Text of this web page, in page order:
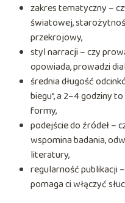
zakres tematyczny –
światowej,
przekrojowy,
styl narracji – czy
opowiada, prowadzi
średnia długość
biegu”, a 2–4 godziny
formy,
podejście do źródeł –
wspomina badania,
literatury,
regularność publikacji
pomaga ci włączyć